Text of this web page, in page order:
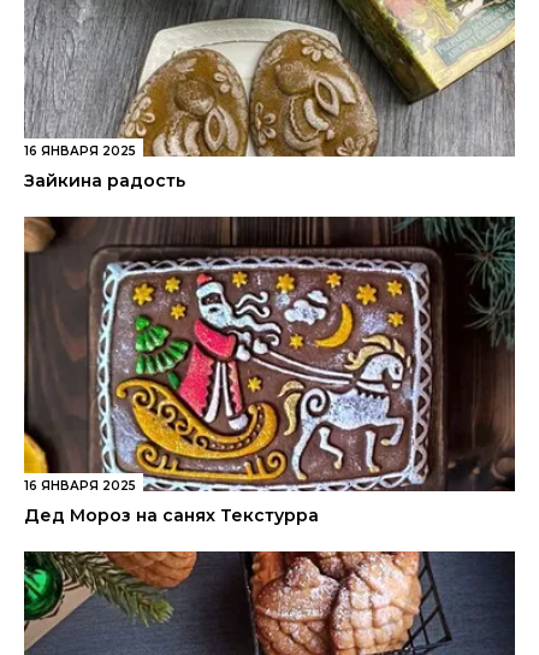
16 ЯНВАРЯ 2025
Зайкина радость
16 ЯНВАРЯ 2025
Дед Мороз на санях Текстурра